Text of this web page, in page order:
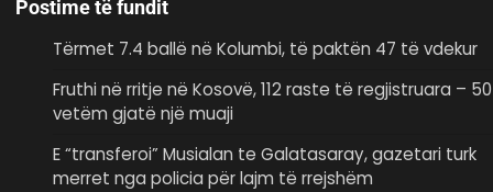
Postime të fundit
Tërmet 7.4 ballë në Kolumbi, të paktën 47 të vdekur
Fruthi në rritje në Kosovë, 112 raste të regjistruara – 50
vetëm gjatë një muaji
E “transferoi” Musialan te Galatasaray, gazetari turk
merret nga policia për lajm të rrejshëm